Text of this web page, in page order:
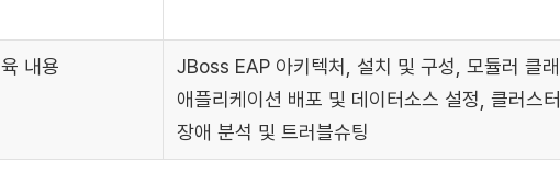
내용
JBoss EAP 아키텍처, 설치 및 구성, 모듈러 클
애플리케이션 배포 및 데이터소스 설정, 클러스
장애 분석 및 트러블슈팅